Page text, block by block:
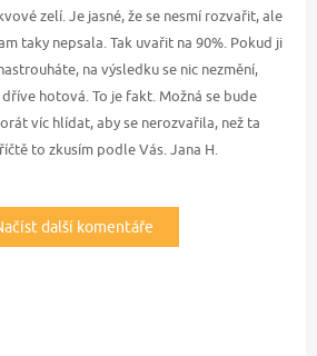
zelí. Je jasné, že se nesmí rozvařit, ale
taky nepsala. Tak uvařit na 90%. Pokud ji
na výsledku se nic nezmění,
dříve hotová. To je fakt. Možná se bude
víc hlídat, aby se nerozvařila, než ta
to zkusím podle Vás. Jana H.
další komentáře